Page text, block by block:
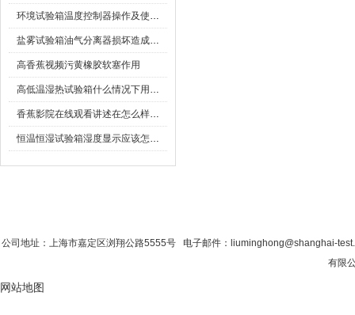
环境试验箱温度控制器操作及使用方法
盐雾试验箱油气分离器损坏造成的影响
高香蕉视频污黄橡胶软塞作用
高低温湿热试验箱什么情况下用复叠制冷
香蕉影院在线观看讲述在怎么样的环境下使用高香蕉视频污黄才是Z理想状态
恒温恒湿试验箱湿度显示应该怎么办
公司地址：上海市嘉定区浏翔公路5555号 电子邮件：liuminghong@shanghai-
有限
网站地图